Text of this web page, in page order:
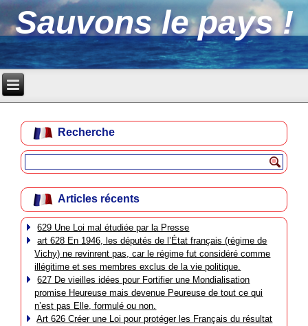
Sauvons le pays !
Recherche
Articles récents
629 Une Loi mal étudiée par la Presse
art 628 En 1946, les députés de l’État français (régime de
Vichy) ne revinrent pas, car le régime fut considéré comme
illégitime et ses membres exclus de la vie politique.
627 De vieilles idées pour Fortifier une Mondialisation
promise Heureuse mais devenue Peureuse de tout ce qui
n’est pas Elle, formulé ou non.
Art 626 Créer une Loi pour protéger les Français du résultat